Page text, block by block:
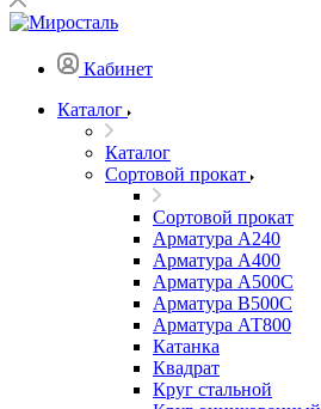
Кабинет
Каталог
Каталог
Сортовой прокат
Сортовой прокат
Арматура А240
Арматура А400
Арматура А500C
Арматура В500С
Арматура АТ800
Катанка
Квадрат
Круг стальной